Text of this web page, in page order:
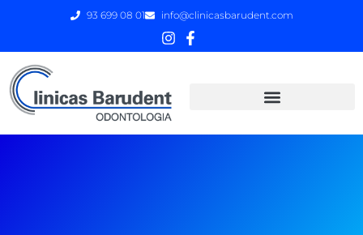
93 699 08 01 info@clinicasbarudent.com